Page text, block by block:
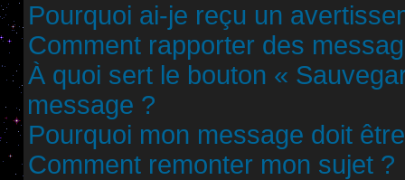
Pourquoi ai-je reçu un
Comment rapporter des
À quoi sert le bouton «
message ?
Pourquoi mon message doit
Comment remonter mon sujet ?